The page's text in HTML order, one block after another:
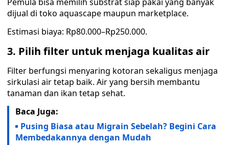
dijual di toko aquascape maupun marketplace.
Estimasi biaya: Rp80.000–Rp250.000.
3. Pilih filter untuk menjaga kualitas air
Filter berfungsi menyaring kotoran sekaligus menjaga
sirkulasi air tetap baik. Air yang bersih membantu
tanaman dan ikan tetap sehat.
Baca Juga:
Pusing Biasa atau Migrain Sebelah? Begini Cara
Membedakannya dengan Mudah